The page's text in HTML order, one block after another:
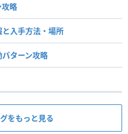
攻略
入手方法・場所
ターン攻略
をもっと見る